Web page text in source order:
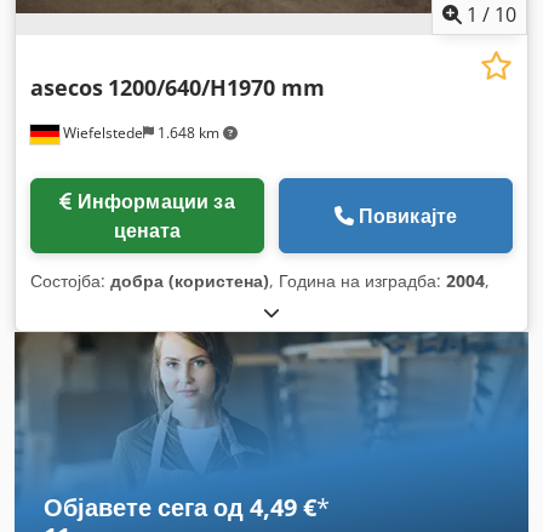
1 / 10
Wiefelstede 1.648 km
asecos 1200/640/H1970 mm
цената
Повикајте
Состојба: добра (користена), Година на изградба: 2004,
Објавете сега од 4,49 €*